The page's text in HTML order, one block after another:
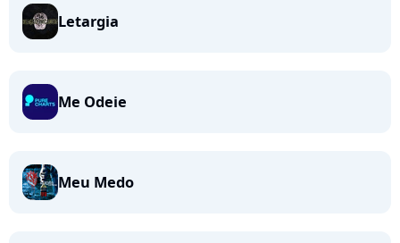
Letargia
Me Odeie
Meu Medo